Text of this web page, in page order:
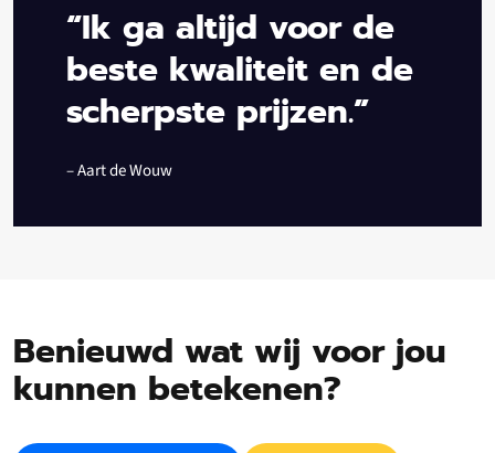
“Ik ga altijd voor de
beste kwaliteit en de
scherpste prijzen.”
– Aart de Wouw
Benieuwd wat wij voor jou
kunnen betekenen?